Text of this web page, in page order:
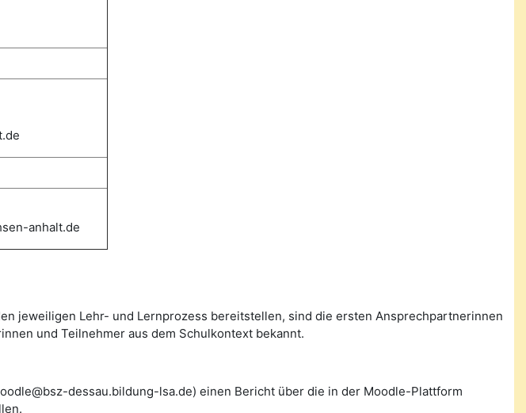
anhalt.de
jeweiligen Lehr- und Lernprozess bereitstellen, sind die ersten Ansprechpartnerinnen
und Teilnehmer aus dem Schulkontext bekannt.
dessau.bildung-lsa.de) einen Bericht über die in der Moodle-Plattform